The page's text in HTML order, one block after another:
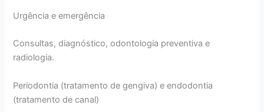
Urgência e emergência
Consultas, diagnóstico, odontologia preventiva e
radiologia.
Periodontia (tratamento de gengiva) e endodontia
(tratamento de canal)